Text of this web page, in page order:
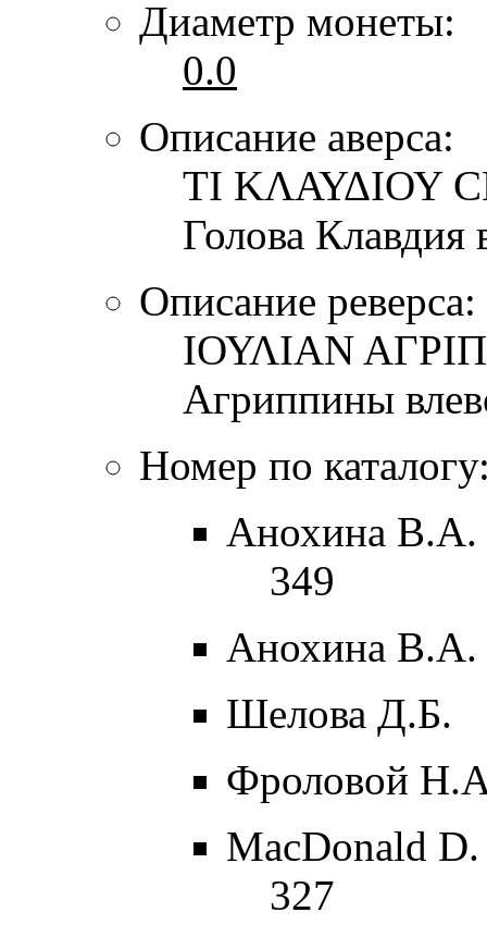
Диаметр монеты:
0.0
Описание аверса:
ΤΙ ΚΛΑΥΔΙΟΥ
Голова Клавдия
Описание реверса:
ΙΟΥΛΙΑΝ
Агриппины
Номер по
Анохина В.А.
349
Анохина В.А.
Шелова Д.Б.
Фроловой
MacDonald D.
327